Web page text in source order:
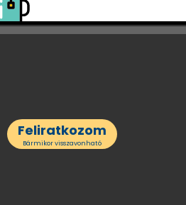
Feliratkozom
Bármikor visszavonható